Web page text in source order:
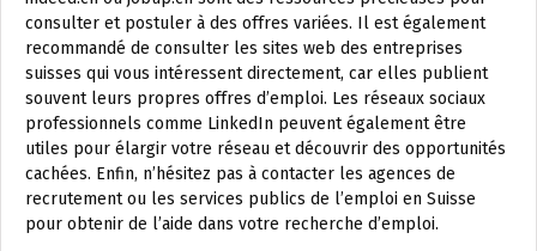
consulter et postuler à des offres variées. Il est également
recommandé de consulter les sites web des entreprises
suisses qui vous intéressent directement, car elles publient
souvent leurs propres offres d’emploi. Les réseaux sociaux
professionnels comme LinkedIn peuvent également être
utiles pour élargir votre réseau et découvrir des opportunités
cachées. Enfin, n’hésitez pas à contacter les agences de
recrutement ou les services publics de l’emploi en Suisse
pour obtenir de l’aide dans votre recherche d’emploi.